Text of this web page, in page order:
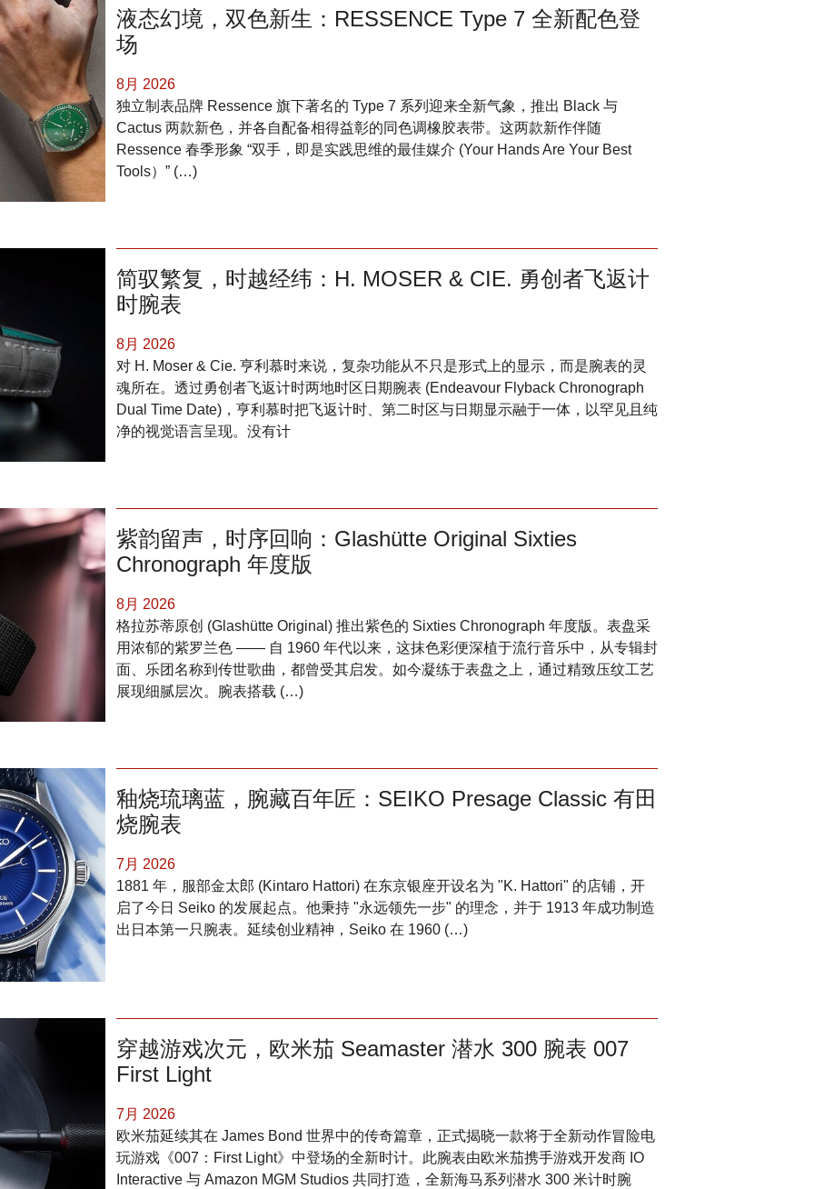
液态幻境，双色新生：RESSENCE Type 7 全新配色登
场
8月 2026
独立制表品牌 Ressence 旗下著名的 Type 7 系列迎来全新气象，推出 Black 与
Cactus 两款新色，并各自配备相得益彰的同色调橡胶表带。这两款新作伴随
Ressence 春季形象 “双手，即是实践思维的最佳媒介 (Your Hands Are Your Best
Tools）” (…)
简驭繁复，时越经纬：H. MOSER & CIE. 勇创者飞返计
时腕表
8月 2026
对 H. Moser & Cie. 亨利慕时来说，复杂功能从不只是形式上的显示，而是腕表的灵
魂所在。透过勇创者飞返计时两地时区日期腕表 (Endeavour Flyback Chronograph
Dual Time Date)，亨利慕时把飞返计时、第二时区与日期显示融于一体，以罕见且纯
净的视觉语言呈现。没有计
紫韵留声，时序回响：Glashütte Original Sixties
Chronograph 年度版
8月 2026
格拉苏蒂原创 (Glashütte Original) 推出紫色的 Sixties Chronograph 年度版。表盘采
用浓郁的紫罗兰色 —— 自 1960 年代以来，这抹色彩便深植于流行音乐中，从专辑封
面、乐团名称到传世歌曲，都曾受其启发。如今凝练于表盘之上，通过精致压纹工艺
展现细腻层次。腕表搭载 (…)
釉烧琉璃蓝，腕藏百年匠：SEIKO Presage Classic 有田
烧腕表
7月 2026
1881 年，服部金太郎 (Kintaro Hattori) 在东京银座开设名为 "K. Hattori" 的店铺，开
启了今日 Seiko 的发展起点。他秉持 "永远领先一步" 的理念，并于 1913 年成功制造
出日本第一只腕表。延续创业精神，Seiko 在 1960 (…)
穿越游戏次元，欧米茄 Seamaster 潜水 300 腕表 007
First Light
7月 2026
欧米茄延续其在 James Bond 世界中的传奇篇章，正式揭晓一款将于全新动作冒险电
玩游戏《007：First Light》中登场的全新时计。此腕表由欧米茄携手游戏开发商 IO
Interactive 与 Amazon MGM Studios 共同打造，全新海马系列潜水 300 米计时腕